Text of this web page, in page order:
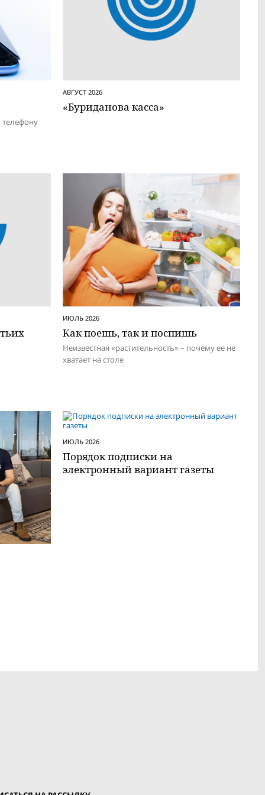
телефону
АВГУСТ 2026
«Буриданова касса»
ИЮЛЬ 2026
Как поешь, так и поспишь
Неизвестная «растительность» – почему ее не
хватает на столе
ИЮЛЬ 2026
Порядок подписки на
электронный вариант газеты